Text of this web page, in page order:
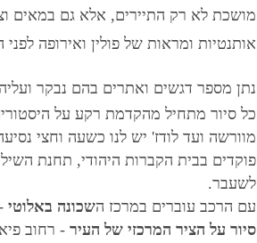
מושכת לא רק התיירים, אלא גם במאים
אותנטיות ומראות של פולין ואירופה
נתן מספר דגשים ואתרים בהם נבקר
כל סיור מתחיל מהקדמת רקע על
מוורשה ועד לודז' יש לנו כשעה וחצי
פוקדים בבית הקברות היהודי, תחנת
לשעבר.
עם הרכב עוברים במרכז השכונה באלוטי-
סיור על הציר המרכזי של העיר- רחוב